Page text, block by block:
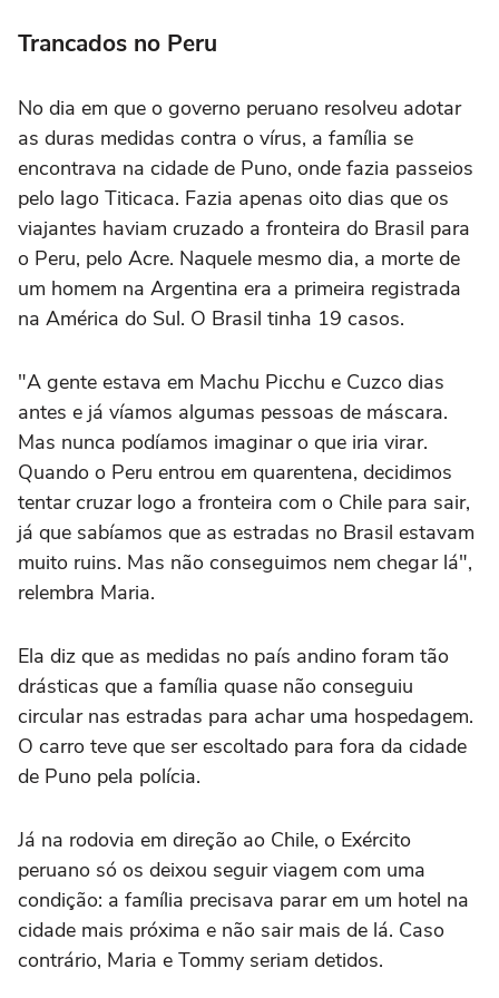
Trancados no Peru
No dia em que o governo peruano resolveu adotar
as duras medidas contra o vírus, a família se
encontrava na cidade de Puno, onde fazia passeios
pelo lago Titicaca. Fazia apenas oito dias que os
viajantes haviam cruzado a fronteira do Brasil para
o Peru, pelo Acre. Naquele mesmo dia, a morte de
um homem na Argentina era a primeira registrada
na América do Sul. O Brasil tinha 19 casos.
"A gente estava em Machu Picchu e Cuzco dias
antes e já víamos algumas pessoas de máscara.
Mas nunca podíamos imaginar o que iria virar.
Quando o Peru entrou em quarentena, decidimos
tentar cruzar logo a fronteira com o Chile para sair,
já que sabíamos que as estradas no Brasil estavam
muito ruins. Mas não conseguimos nem chegar lá",
relembra Maria.
Ela diz que as medidas no país andino foram tão
drásticas que a família quase não conseguiu
circular nas estradas para achar uma hospedagem.
O carro teve que ser escoltado para fora da cidade
de Puno pela polícia.
Já na rodovia em direção ao Chile, o Exército
peruano só os deixou seguir viagem com uma
condição: a família precisava parar em um hotel na
cidade mais próxima e não sair mais de lá. Caso
contrário, Maria e Tommy seriam detidos.